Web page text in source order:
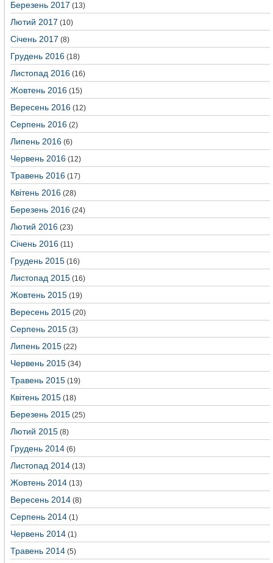
Березень 2017 (13)
Лютий 2017 (10)
Січень 2017 (8)
Грудень 2016 (18)
Листопад 2016 (16)
Жовтень 2016 (15)
Вересень 2016 (12)
Серпень 2016 (2)
Липень 2016 (6)
Червень 2016 (12)
Травень 2016 (17)
Квітень 2016 (28)
Березень 2016 (24)
Лютий 2016 (23)
Січень 2016 (11)
Грудень 2015 (16)
Листопад 2015 (16)
Жовтень 2015 (19)
Вересень 2015 (20)
Серпень 2015 (3)
Липень 2015 (22)
Червень 2015 (34)
Травень 2015 (19)
Квітень 2015 (18)
Березень 2015 (25)
Лютий 2015 (8)
Грудень 2014 (6)
Листопад 2014 (13)
Жовтень 2014 (13)
Вересень 2014 (8)
Серпень 2014 (1)
Червень 2014 (1)
Травень 2014 (5)